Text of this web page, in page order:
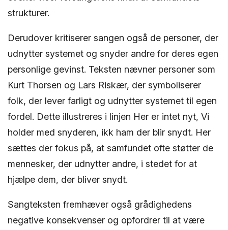
strukturer.
Derudover kritiserer sangen også de personer, der
udnytter systemet og snyder andre for deres egen
personlige gevinst. Teksten nævner personer som
Kurt Thorsen og Lars Riskær, der symboliserer
folk, der lever farligt og udnytter systemet til egen
fordel. Dette illustreres i linjen Her er intet nyt, Vi
holder med snyderen, ikk ham der blir snydt. Her
sættes der fokus på, at samfundet ofte støtter de
mennesker, der udnytter andre, i stedet for at
hjælpe dem, der bliver snydt.
Sangteksten fremhæver også grådighedens
negative konsekvenser og opfordrer til at være